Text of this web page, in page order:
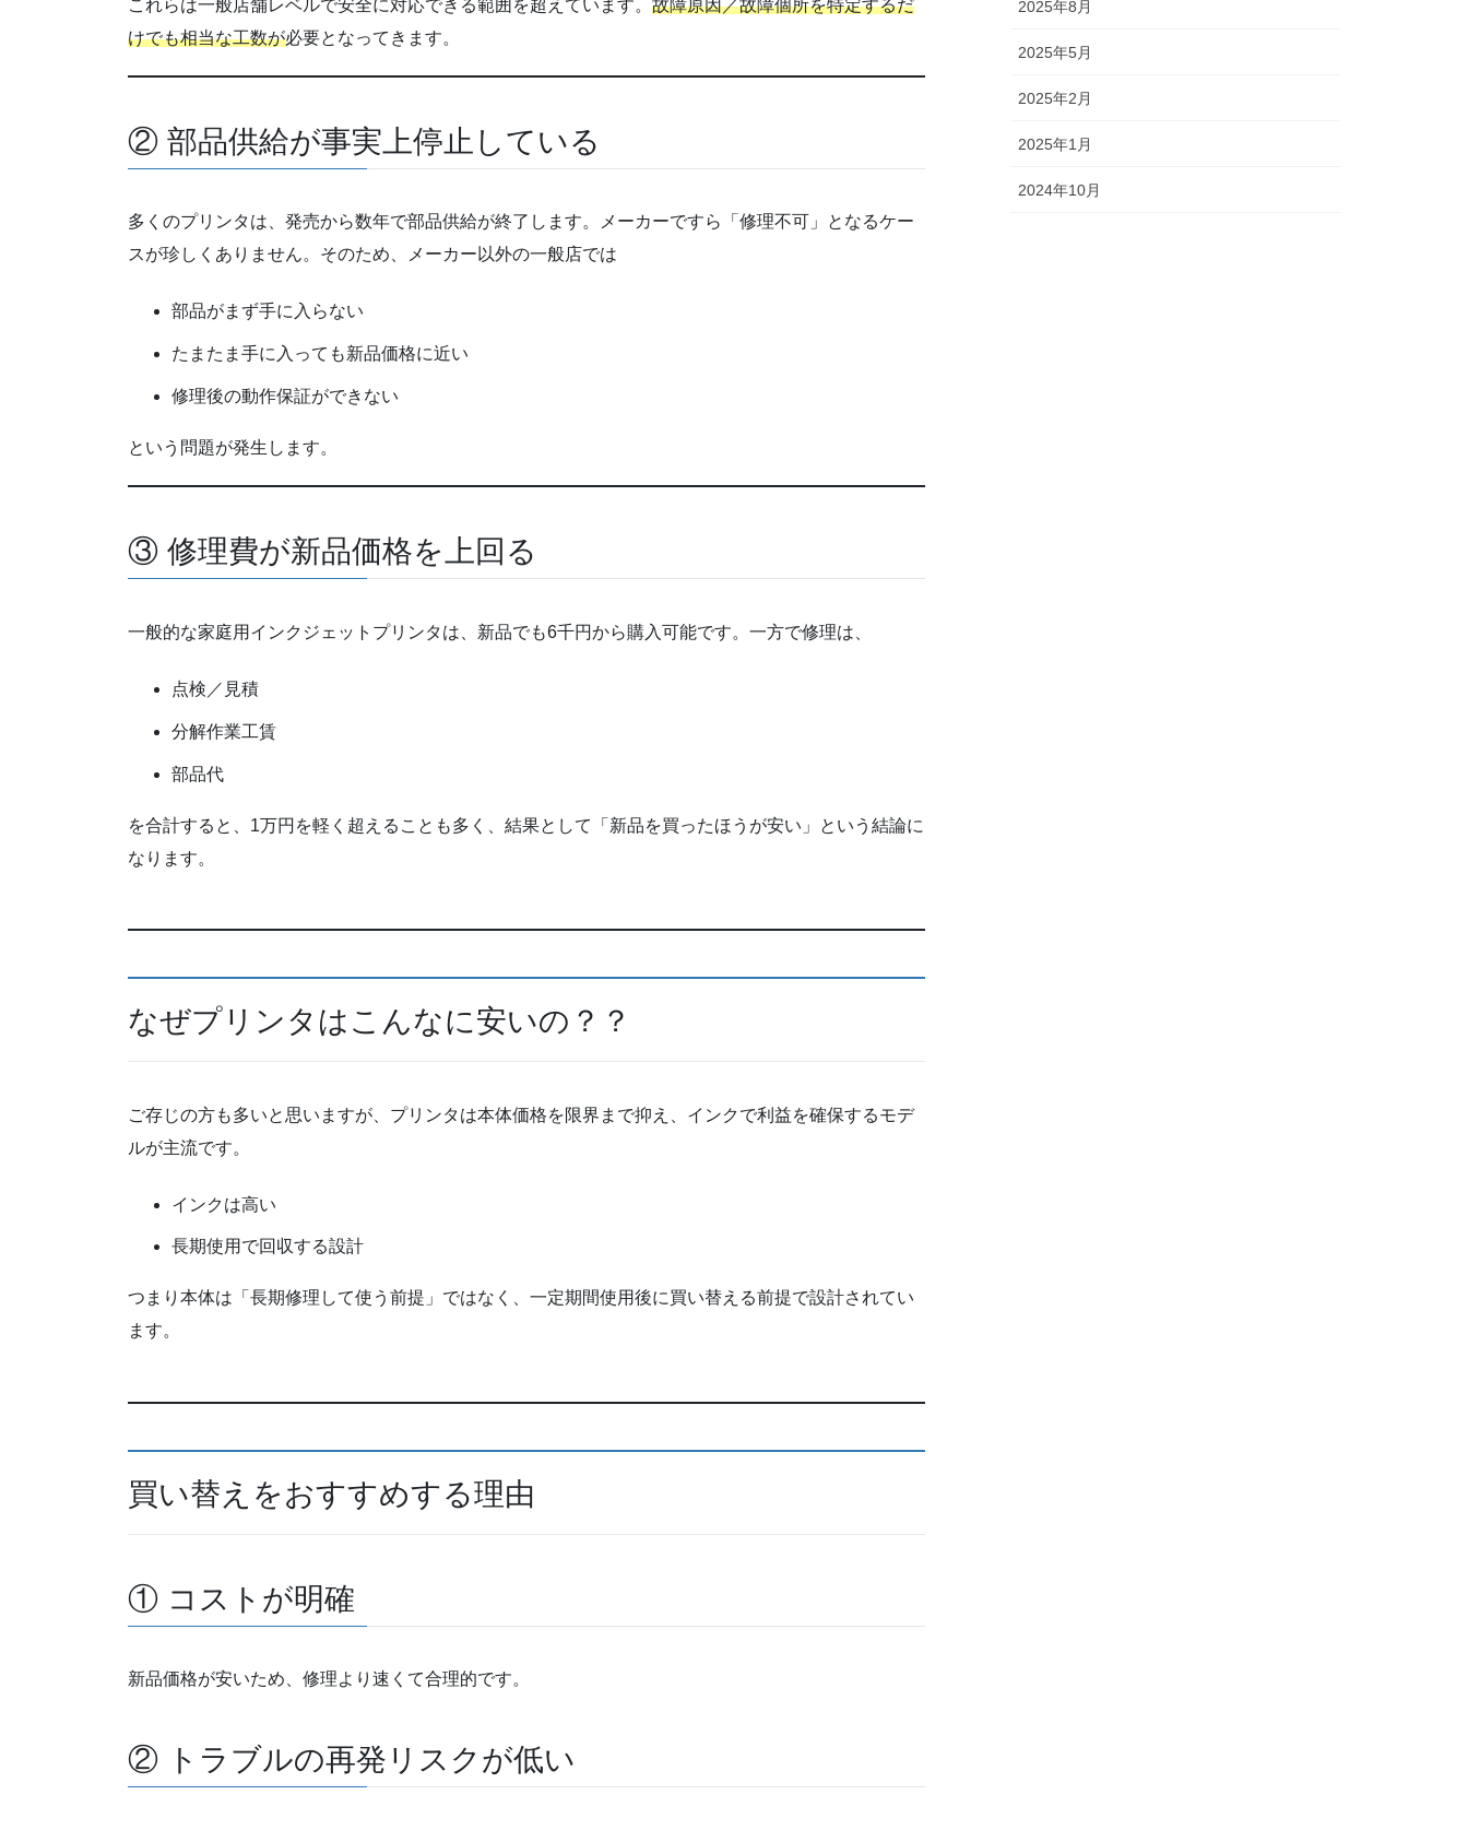
これらは一般店舗レベルで安全に対応できる範囲を超えています。 故障原因／故障個所を特定するだ
けでも相当な工数が必要となってきます。
② 部品供給が事実上停止している
多くのプリンタは、発売から数年で部品供給が終了します。メーカーですら「修理不可」となるケー
スが珍しくありません。そのため、メーカー以外の一般店では
部品がまず手に入らない
たまたま手に入っても新品価格に近い
修理後の動作保証ができない
という問題が発生します。
③ 修理費が新品価格を上回る
一般的な家庭用インクジェットプリンタは、新品でも6千円から購入可能です。一方で修理は、
点検／見積
分解作業工賃
部品代
を合計すると、1万円を軽く超えることも多く、結果として「新品を買ったほうが安い」という結論に
なります。
なぜプリンタはこんなに安いの？？
ご存じの方も多いと思いますが、プリンタは本体価格を限界まで抑え、インクで利益を確保するモデ
ルが主流です。
インクは高い
長期使用で回収する設計
つまり本体は「長期修理して使う前提」ではなく、一定期間使用後に買い替える前提で設計されてい
ます。
買い替えをおすすめする理由
① コストが明確
新品価格が安いため、修理より速くて合理的です。
② トラブルの再発リスクが低い
2025年8月
2025年5月
2025年2月
2025年1月
2024年10月